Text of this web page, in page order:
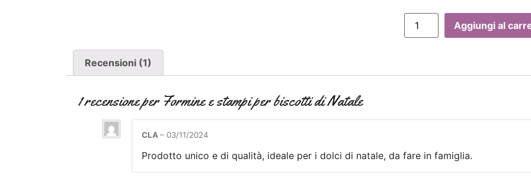
Aggiungi al
Recensioni (1)
1 recensione per Formine e stampi per biscotti di Natale
CLA – 03/11/2024
Prodotto unico e di qualità, ideale per i dolci di natale, da fare in famiglia.